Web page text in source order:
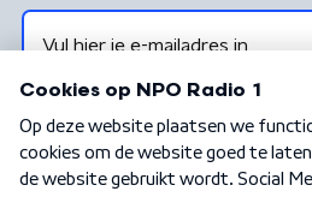
Algemene voorwaarden